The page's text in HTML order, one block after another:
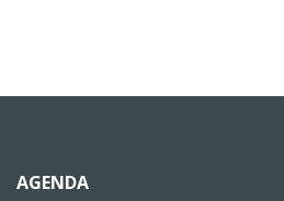
AGENDA